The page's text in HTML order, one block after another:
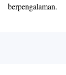
berpengalaman.